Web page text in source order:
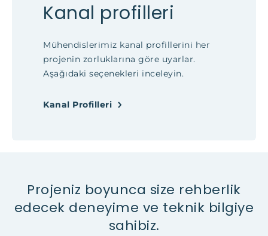
Kanal profilleri
Mühendislerimiz kanal profillerini her
projenin zorluklarına göre uyarlar.
Aşağıdaki seçenekleri inceleyin.
Kanal Profilleri
Projeniz boyunca size rehberlik
edecek deneyime ve teknik bilgiye
sahibiz.